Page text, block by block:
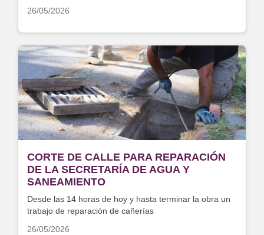
26/05/2026
CORTE DE CALLE PARA REPARACIÓN
DE LA SECRETARÍA DE AGUA Y
SANEAMIENTO
Desde las 14 horas de hoy y hasta terminar la obra un
trabajo de reparación de cañerías
26/05/2026